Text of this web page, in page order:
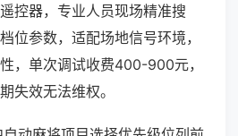
控器，专业人员现场精准搜
位参数，适配场地信号环境，
，单次调试收费400-900元，
失效无法维权。